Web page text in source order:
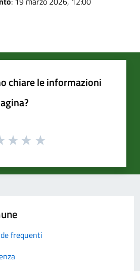
chiare le informazioni
frequenti